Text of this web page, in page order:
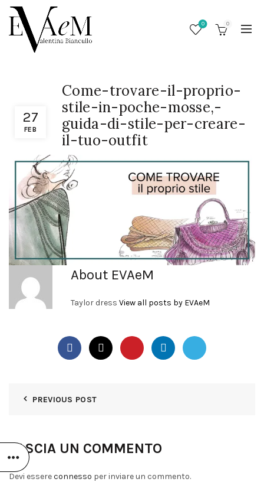
0 0
27
FEB
Come-trovare-il-proprio-
stile-in-poche-mosse,-
guida-di-stile-per-creare-
il-tuo-outfit
About EVAeM
Taylor dress View all posts by EVAeM
PREVIOUS POST
LASCIA UN COMMENTO
Devi essereconnesso per inviare un commento.